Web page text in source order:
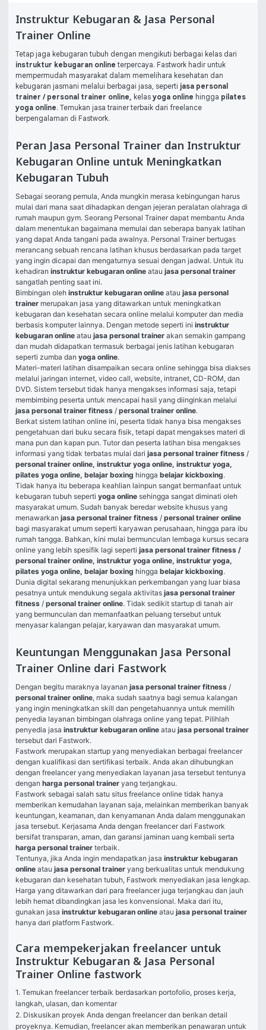
Instruktur Kebugaran & Jasa Personal
Trainer Online
Tetap jaga kebugaran tubuh dengan mengikuti berbagai kelas dari
instruktur kebugaran online terpercaya. Fastwork hadir untuk
mempermudah masyarakat dalam memelihara kesehatan dan
kebugaran jasmani melalui berbagai jasa, seperti jasa personal
trainer / personal trainer online, kelas yoga online hingga pilates
yoga online. Temukan jasa trainer terbaik dari freelance
berpengalaman di Fastwork.
Peran Jasa Personal Trainer dan Instruktur
Kebugaran Online untuk Meningkatkan
Kebugaran Tubuh
Sebagai seorang pemula, Anda mungkin merasa kebingungan harus
mulai dari mana saat dihadapkan dengan jejeran peralatan olahraga di
rumah maupun gym. Seorang Personal Trainer dapat membantu Anda
dalam menentukan bagaimana memulai dan seberapa banyak latihan
yang dapat Anda tangani pada awalnya. Personal Trainer bertugas
merancang sebuah rencana latihan khusus berdasarkan pada target
yang ingin dicapai dan mengaturnya sesuai dengan jadwal. Untuk itu
kehadiran instruktur kebugaran online atau jasa personal trainer
sangatlah penting saat ini.
Bimbingan oleh instruktur kebugaran online atau jasa personal
trainer merupakan jasa yang ditawarkan untuk meningkatkan
kebugaran dan kesehatan secara online melalui komputer dan media
berbasis komputer lainnya. Dengan metode seperti ini instruktur
kebugaran online atau jasa personal trainer akan semakin gampang
dan mudah didapatkan termasuk berbagai jenis latihan kebugaran
seperti zumba dan yoga online.
Materi-materi latihan disampaikan secara online sehingga bisa diakses
melalui jaringan internet, video call, website, intranet, CD-ROM, dan
DVD. Sistem tersebut tidak hanya mengakses informasi saja, tetapi
jasa personal trainer fitness / personal trainer online.
Berkat sistem latihan online ini, peserta tidak hanya bisa mengakses
pengetahuan dari buku secara fisik, tetapi dapat mengakses materi di
mana pun dan kapan pun. Tutor dan peserta latihan bisa mengakses
informasi yang tidak terbatas mulai dari jasa personal trainer fitness
personal trainer online, instruktur yoga online, instruktur yoga,
pilates yoga online, belajar boxing hingga belajar kickboxing.
Tidak hanya itu beberapa keahlian lainpun sangat bermanfaat untuk
kebugaran tubuh seperti yoga online sehingga sangat diminati oleh
masyarakat umum. Sudah banyak beredar website khusus yang
menawarkan jasa personal trainer fitness / personal trainer online
bagi masyarakat umum seperti karyawan perusahaan, hingga para ibu
rumah tangga. Bahkan, kini mulai bermunculan lembaga kursus secara
online yang lebih spesifik lagi seperti jasa personal trainer fitness /
personal trainer online, instruktur yoga online, instruktur yoga,
pilates yoga online, belajar boxing hingga belajar kickboxing.
Dunia digital sekarang menunjukkan perkembangan yang luar biasa
pesatnya untuk mendukung segala aktivitas jasa personal trainer
fitness / personal trainer online. Tidak sedikit startup di tanah air
yang bermunculan dan memanfaatkan peluang tersebut untuk
menyasar kalangan pelajar, karyawan dan masyarakat umum.
Keuntungan Menggunakan Jasa Personal
Trainer Online dari Fastwork
Dengan begitu maraknya layanan jasa personal trainer fitness /
personal trainer online, maka sudah saatnya bagi semua kalangan
yang ingin meningkatkan skill dan pengetahuannya untuk memilih
penyedia layanan bimbingan olahraga online yang tepat. Pilihlah
penyedia jasa instruktur kebugaran online atau jasa personal trainer
tersebut dari Fastwork.
Fastwork merupakan startup yang menyediakan berbagai freelancer
dengan kualifikasi dan sertifikasi terbaik. Anda akan dihubungkan
dengan freelancer yang menyediakan layanan jasa tersebut tentunya
dengan harga personal trainer yang terjangkau.
Fastwork sebagai salah satu situs freelance online tidak hanya
memberikan kemudahan layanan saja, melainkan memberikan banyak
keuntungan, keamanan, dan kenyamanan Anda dalam menggunakan
jasa tersebut. Kerjasama Anda dengan freelancer dari Fastwork
harga personal trainer terbaik.
Tentunya, jika Anda ingin mendapatkan jasa instruktur kebugaran
online atau jasa personal trainer yang berkualitas untuk mendukung
kebugaran dan kesehatan tubuh, Fastwork menyediakan jasa lengkap.
Harga yang ditawarkan dari para freelancer juga terjangkau dan jauh
lebih hemat dibandingkan jasa les konvensional. Maka dari itu,
gunakan jasa instruktur kebugaran online atau jasa personal trainer
hanya dari platform Fastwork.
Cara mempekerjakan freelancer untuk
Instruktur Kebugaran & Jasa Personal
Trainer Online fastwork
1. Temukan freelancer terbaik berdasarkan portofolio, proses kerja,
langkah, ulasan, dan komentar
2. Diskusikan proyek Anda dengan freelancer dan berikan detail
proyeknya. Kemudian, freelancer akan memberikan penawaran untuk